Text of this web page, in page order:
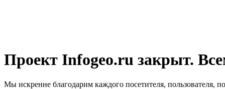
Проект Infogeo.ru закрыт.
Мы искренне благодарим каждого посетителя, пользователя,